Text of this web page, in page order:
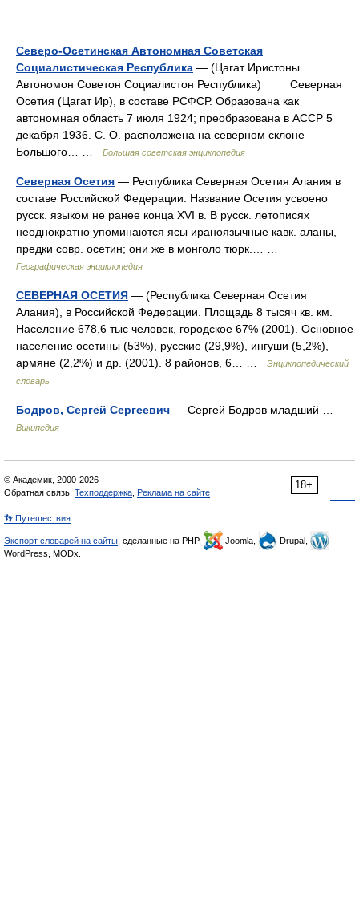
Северо-Осетинская Автономная Советская
Социалистическая Республика — (Цагат Иристоны
Автономон Советон Социалистон Республика) Северная
Осетия (Цагат Ир), в составе РСФСР. Образована как
автономная область 7 июля 1924; преобразована в АССР 5
декабря 1936. С. О. расположена на северном склоне
Большого… …
Большая советская энциклопедия
Северная Осетия — Республика Северная Осетия Алания в
составе Российской Федерации. Название Осетия усвоено
русск. языком не ранее конца XVI в. В русск. летописях
неоднократно упоминаются ясы ираноязычные кавк. аланы,
предки совр. осетин; они же в монголо тюрк.… …
Географическая энциклопедия
СЕВЕРНАЯ ОСЕТИЯ — (Республика Северная Осетия
Алания), в Российской Федерации. Площадь 8 тысяч кв. км.
Население 678,6 тыс человек, городское 67% (2001). Основное
население осетины (53%), русские (29,9%), ингуши (5,2%),
армяне (2,2%) и др. (2001). 8 районов, 6… …
Энциклопедический
словарь
Бодров, Сергей Сергеевич — Сергей Бодров младший …
Википедия
18+
© Академик, 2000-2026
Обратная связь: Техподдержка Реклама на сайте
👣 Путешествия
Экспорт словарей на сайты , сделанные на PHP, Joomla,
Drupal,
WordPress, MODx.